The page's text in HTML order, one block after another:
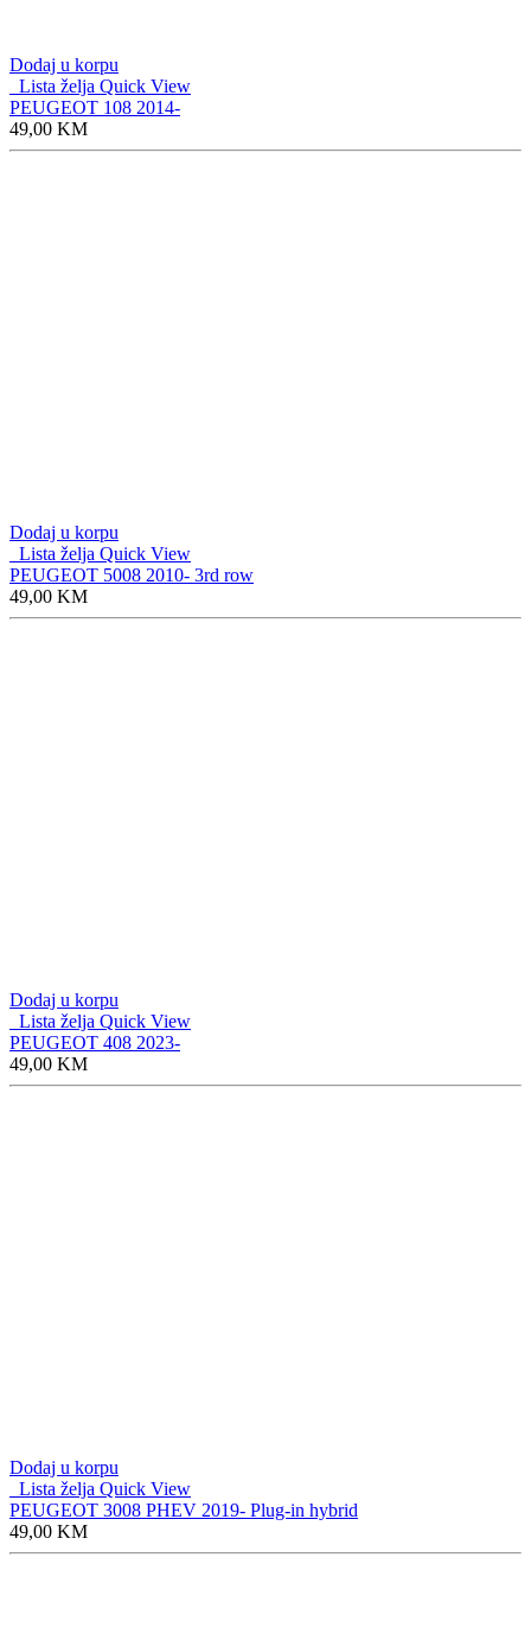
Dodaj u korpu
Lista želja Quick View
PEUGEOT 108 2014-
49,00 KM
Dodaj u korpu
Lista želja Quick View
PEUGEOT 5008 2010- 3rd row
49,00 KM
Dodaj u korpu
Lista želja Quick View
PEUGEOT 408 2023-
49,00 KM
Dodaj u korpu
Lista želja Quick View
PEUGEOT 3008 PHEV 2019- Plug-in hybrid
49,00 KM